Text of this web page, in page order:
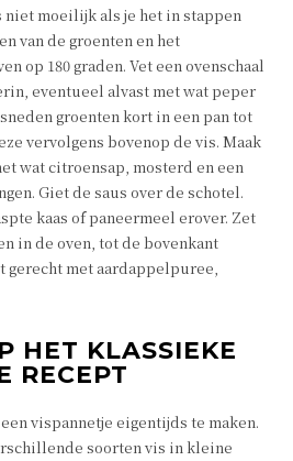
niet moeilijk als je het in stappen
van de groenten en het
op 180 graden. Vet een ovenschaal
eventueel alvast met wat peper
groenten kort in een pan tot
vervolgens bovenop de vis. Maak
wat citroensap, mosterd en een
Giet de saus over de schotel.
kaas of paneermeel erover. Zet
in de oven, tot de bovenkant
gerecht met aardappelpuree,
HET KLASSIEKE
RECEPT
vispannetje eigentijds te maken.
soorten vis in kleine